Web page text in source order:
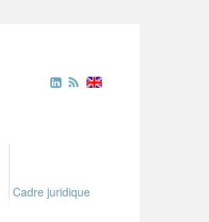
Cadre juridique